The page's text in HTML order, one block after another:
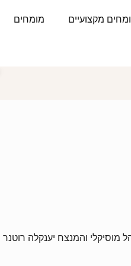
מקצועיים מומחים
והמנצח יענקלה רוטנר